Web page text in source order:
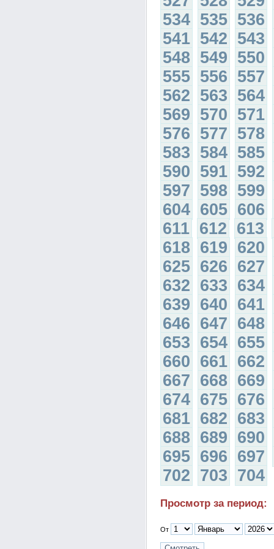
534 535 536
541 542 543
548 549 550
555 556 557
562 563 564
569 570 571
576 577 578
583 584 585
590 591 592
597 598 599
604 605 606
611 612 613
618 619 620
625 626 627
632 633 634
639 640 641
646 647 648
653 654 655
660 661 662
667 668 669
674 675 676
681 682 683
688 689 690
695 696 697
702 703 704
Просмотр за период:
От